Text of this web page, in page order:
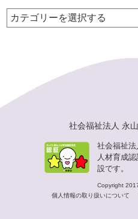
社会福祉法人 永
社会福祉
人材育成
設です。
Copyright
個人情報の取り扱いについて